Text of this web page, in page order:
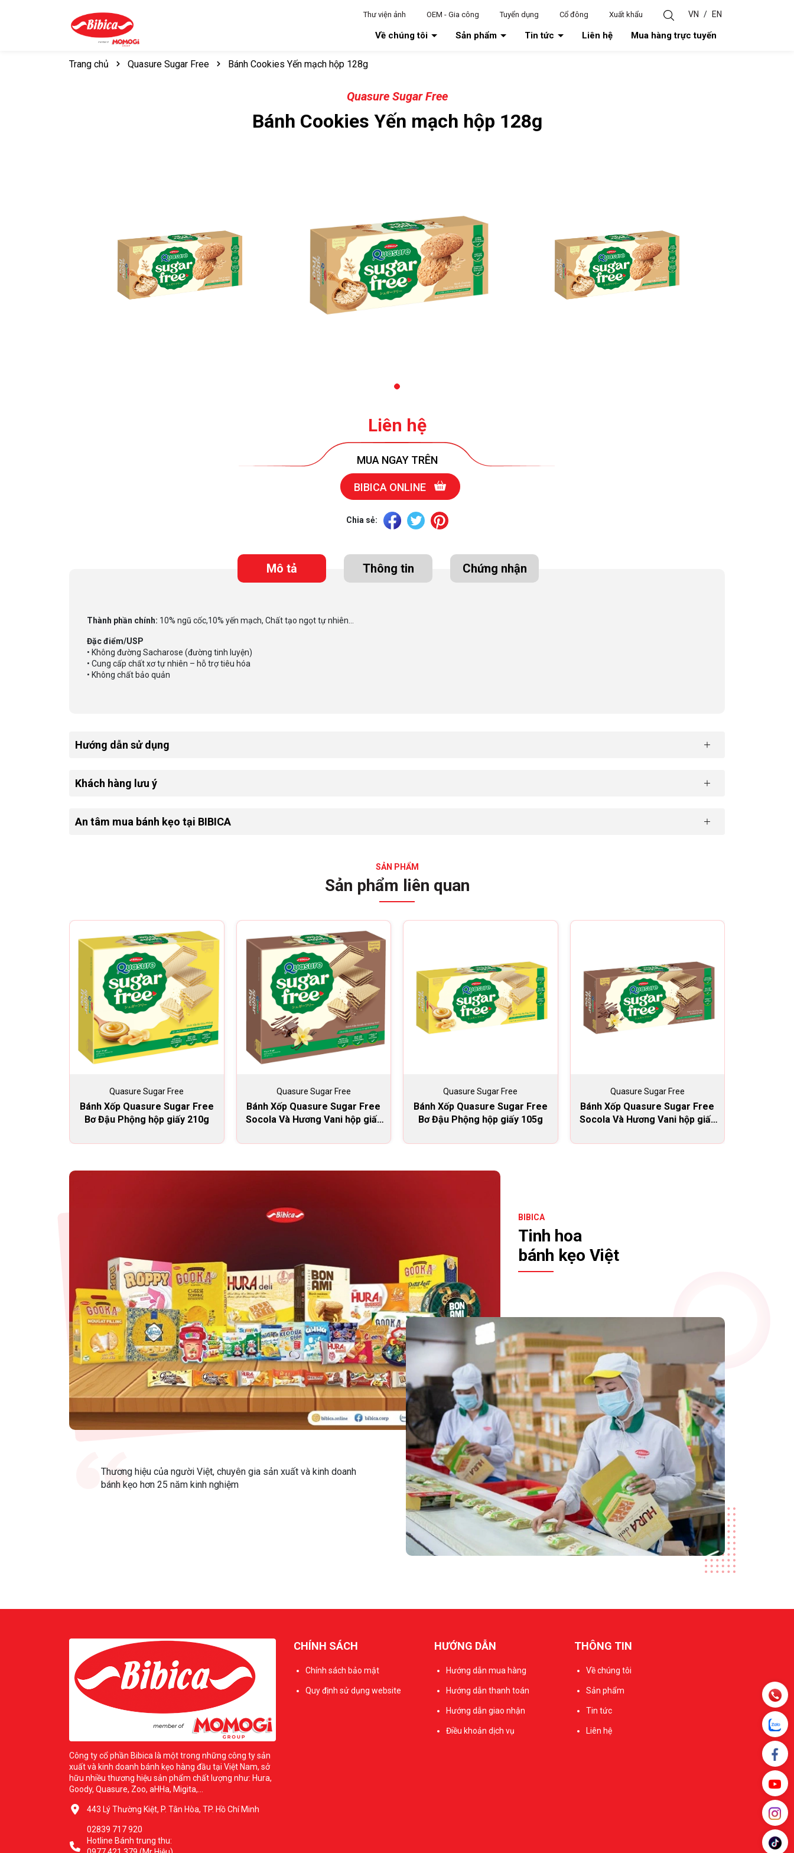
Thư viện ảnh OEM - Gia công Tuyển dụng Cổ đông Xuất khẩu VN / EN
Về chúng tôi Sản phẩm Tin tức Liên hệ Mua hàng trực tuyến
Trang chủ Quasure Sugar Free Bánh Cookies Yến mạch hộp 128g
Quasure Sugar Free
Bánh Cookies Yến mạch hộp 128g
Liên hệ
MUA NGAY TRÊN
BIBICA ONLINE
Chia sẻ:
Mô tả Thông tin Chứng nhận
Thành phần chính: 10% ngũ cốc,10% yến mạch, Chất tạo ngọt tự nhiên…
Đặc điểm/USP
• Không đường Sacharose (đường tinh luyện)
• Cung cấp chất xơ tự nhiên – hỗ trợ tiêu hóa
• Không chất bảo quản
Hướng dẫn sử dụng
Khách hàng lưu ý
An tâm mua bánh kẹo tại BIBICA
SẢN PHẨM
Sản phẩm liên quan
Quasure Sugar Free
Bánh Xốp Quasure Sugar Free
Bơ Đậu Phộng hộp giấy 210g
Quasure Sugar Free
Bánh Xốp Quasure Sugar Free
Socola Và Hương Vani hộp giấy
Quasure Sugar Free
Bánh Xốp Quasure Sugar Free
Bơ Đậu Phộng hộp giấy 105g
Quasure Sugar Free
Bánh Xốp Quasure Sugar Free
Socola Và Hương Vani hộp giấy
BIBICA
Tinh hoa
bánh kẹo Việt
Thương hiệu của người Việt, chuyên gia sản xuất và kinh doanh
bánh kẹo hơn 25 năm kinh nghiệm
Công ty cổ phần Bibica là một trong những công ty sản
xuất và kinh doanh bánh kẹo hàng đầu tại Việt Nam, sở
hữu nhiều thương hiệu sản phẩm chất lượng như: Hura,
Goody, Quasure, Zoo, aHHa, Migita,...
443 Lý Thường Kiệt, P. Tân Hòa, TP. Hồ Chí Minh
02839 717 920
Hotline Bánh trung thu:
CHÍNH SÁCH
Chính sách bảo mật
Quy định sử dụng website
HƯỚNG DẪN
Hướng dẫn mua hàng
Hướng dẫn thanh toán
Hướng dẫn giao nhận
Điều khoản dịch vụ
THÔNG TIN
Về chúng tôi
Sản phẩm
Tin tức
Liên hệ